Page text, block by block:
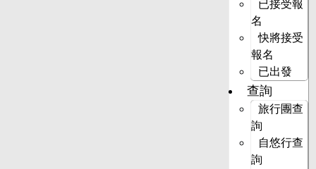
已接受報
名
快將接受
報名
已出發
查詢
旅行團查
詢
自悠行查
詢